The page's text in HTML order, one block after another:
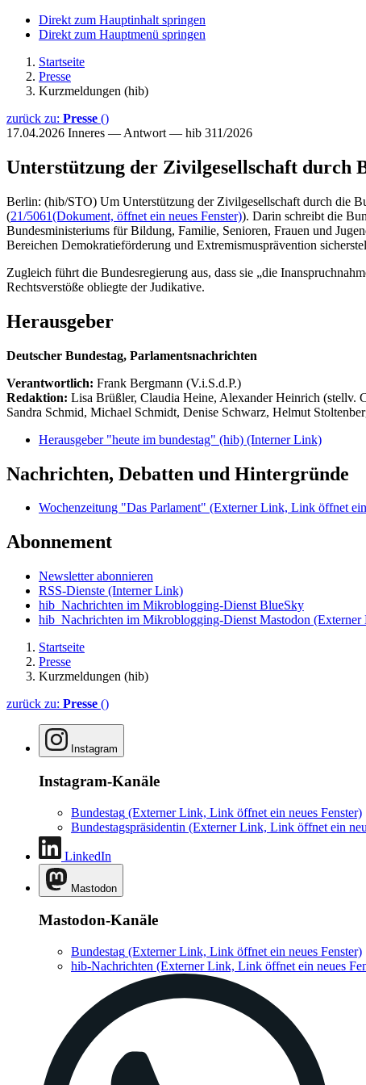
Direkt zum Hauptinhalt springen
Direkt zum Hauptmenü springen
Startseite
Presse
Kurzmeldungen (hib)
zurück zu: Presse ()
17.04.2026 Inneres — Antwort — hib 311/2026
Unterstützung der Zivilgesellschaft durch
Berlin: (hib/STO) Um Unterstützung der Zivilgesellschaft durch die
(21/5061(Dokument, öffnet ein neues Fenster)). Darin schreibt die
Bundesministeriums für Bildung, Familie, Senioren, Frauen und
Bereichen Demokratieförderung und Extremismusprävention
Zugleich führt die Bundesregierung aus, dass sie „die
Rechtsverstöße obliegte der Judikative.
Herausgeber
Deutscher Bundestag, Parlamentsnachrichten
Verantwortlich: Frank Bergmann (V.i.S.d.P.)
Redaktion: Lisa Brüßler, Claudia Heine, Alexander Heinrich (stellv.
Sandra Schmid, Michael Schmidt, Denise Schwarz, Helmut
Herausgeber "heute im bundestag" (hib) (Interner Link)
Nachrichten, Debatten und Hintergründe
Wochenzeitung "Das Parlament" (Externer Link, Link öffnet ein
Abonnement
Newsletter abonnieren
RSS-Dienste (Interner Link)
hib_Nachrichten im Mikroblogging-Dienst BlueSky
hib_Nachrichten im Mikroblogging-Dienst Mastodon (Externer
Startseite
Presse
Kurzmeldungen (hib)
zurück zu: Presse ()
Instagram
Instagram-Kanäle
Bundestag (Externer Link, Link öffnet ein neues Fenster)
Bundestagspräsidentin (Externer Link, Link öffnet ein
LinkedIn
Mastodon
Mastodon-Kanäle
Bundestag (Externer Link, Link öffnet ein neues Fenster)
hib-Nachrichten (Externer Link, Link öffnet ein neues